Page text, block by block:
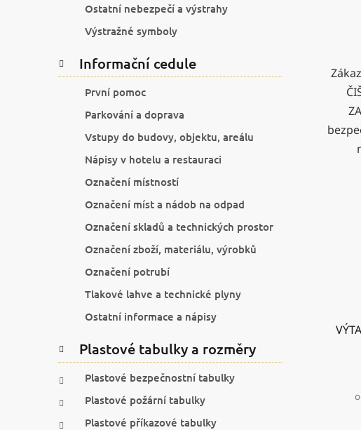
Ostatní nebezpečí a výstrahy
Výstražné symboly
Informační cedule
První pomoc
Parkování a doprava
Vstupy do budovy, objektu, areálu
Nápisy v hotelu a restauraci
Označení místností
Označení míst a nádob na odpad
Označení skladů a technických prostor
Označení zboží, materiálu, výrobků
Označení potrubí
Tlakové lahve a technické plyny
Ostatní informace a nápisy
Plastové tabulky a rozměry
Plastové bezpečnostní tabulky
Plastové požární tabulky
Plastové příkazové tabulky